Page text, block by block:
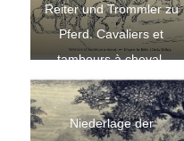
Reiter und Trommler zu
Pferd. Cavaliers et
tambours à cheval.
D’après la belle (Della
Bella)
Niederlage der